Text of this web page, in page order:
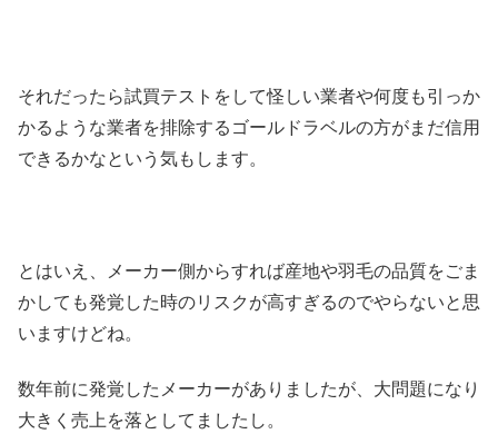
それだったら試買テストをして怪しい業者や何度も引っか
かるような業者を排除するゴールドラベルの方がまだ信用
できるかなという気もします。
とはいえ、メーカー側からすれば産地や羽毛の品質をごま
かしても発覚した時のリスクが高すぎるのでやらないと思
いますけどね。
数年前に発覚したメーカーがありましたが、大問題になり
大きく売上を落としてましたし。